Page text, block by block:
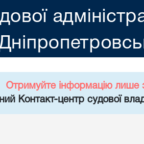
Отримуйте інформацію лише
Контакт-центр судової